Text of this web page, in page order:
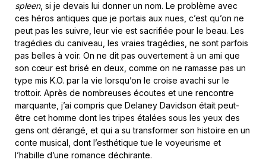
spleen, si je devais lui donner un nom. Le problème avec
ces héros antiques que je portais aux nues, c’est qu’on ne
peut pas les suivre, leur vie est sacrifiée pour le beau. Les
tragédies du caniveau, les vraies tragédies, ne sont parfois
pas belles à voir. On ne dit pas ouvertement à un ami que
son cœur est brisé en deux, comme on ne ramasse pas un
type mis K.O. par la vie lorsqu’on le croise avachi sur le
trottoir. Après de nombreuses écoutes et une rencontre
marquante, j’ai compris que Delaney Davidson était peut-
être cet homme dont les tripes étalées sous les yeux des
gens ont dérangé, et qui a su transformer son histoire en un
conte musical, dont l’esthétique tue le voyeurisme et
l’habille d’une romance déchirante.